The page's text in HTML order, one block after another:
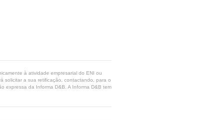
à atividade empresarial do ENI ou
solicitar a sua retificação, contactando, para o
expressa da Informa D&B. A Informa D&B tem